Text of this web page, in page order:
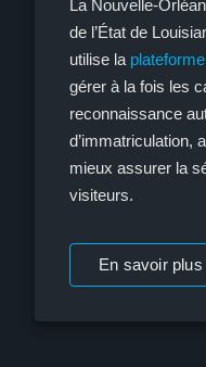
La Nouvelle-
de l’État de
utilise la
gérer à la fois les
reconnaissance
d’immatriculation,
mieux assurer la
visiteurs.
En savoir plus